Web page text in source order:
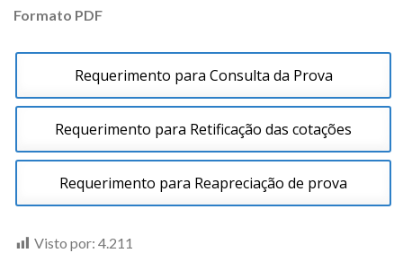
Formato PDF
Requerimento para Consulta da Prova
Requerimento para Retificação das cotações
Requerimento para Reapreciação de prova
Visto por: 4.211